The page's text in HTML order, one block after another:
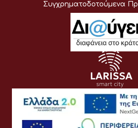
Συγχρηματοδοτούμενα